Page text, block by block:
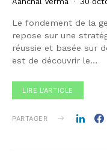
Le fondement de la
repose sur une
réussie et basée sur
est de découvrir le…
LIRE L'ARTICLE
PARTAGER